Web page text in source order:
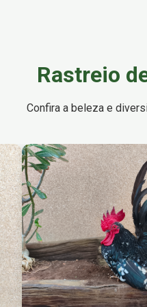
Rastreio
Confira a beleza e